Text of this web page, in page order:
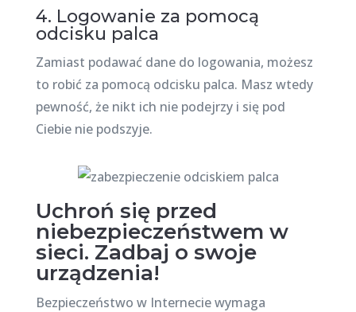
4. Logowanie za pomocą
odcisku palca
Zamiast podawać dane do logowania, możesz
to robić za pomocą odcisku palca. Masz wtedy
pewność, że nikt ich nie podejrzy i się pod
Ciebie nie podszyje.
Uchroń się przed
niebezpieczeństwem w
sieci. Zadbaj o swoje
urządzenia!
Bezpieczeństwo w Internecie wymaga